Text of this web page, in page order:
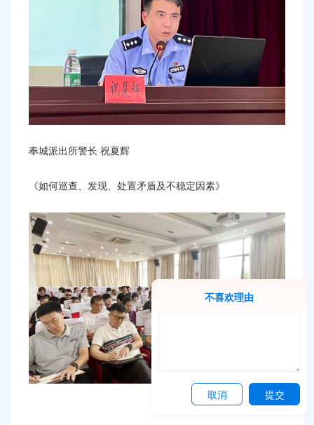
奉城派出所警长 祝夏辉
《如何巡查、发现、处置矛盾及不稳定因素》
不喜欢理由
取消 提交